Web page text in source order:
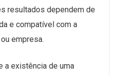
resultados dependem de
e compatível com a
empresa.
a existência de uma